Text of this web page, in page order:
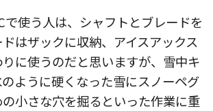
で使う人は、シャフトとブレードを
はザックに収納、アイスアックス
に使うのだと思いますが、雪中キ
ように硬くなった雪にスノーペグ
小さな穴を掘るといった作業に重